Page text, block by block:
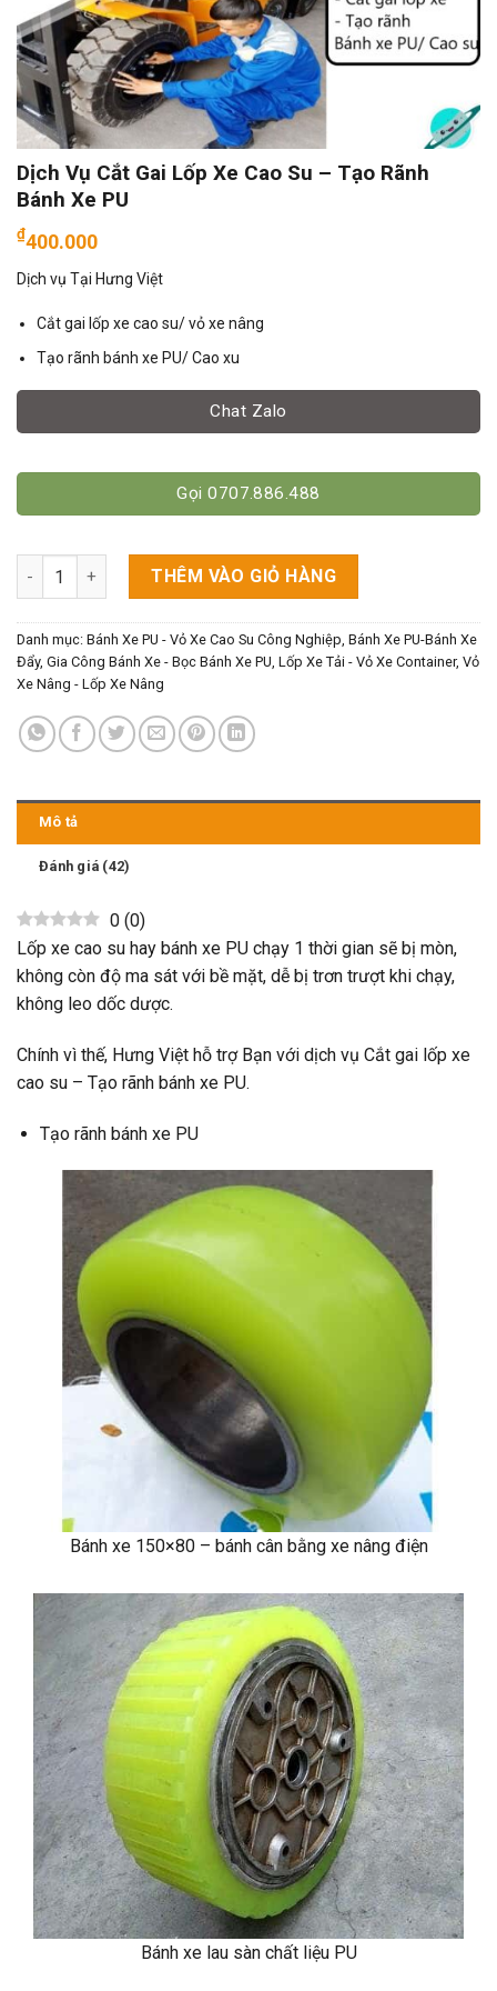
Dịch Vụ Cắt Gai Lốp Xe Cao Su – Tạo Rãnh
Bánh Xe PU
₫400.000
Dịch vụ Tại Hưng Việt
Cắt gai lốp xe cao su/ vỏ xe nâng
Tạo rãnh bánh xe PU/ Cao xu
Chat Zalo
Gọi 0707.886.488
Dịch Vụ Cắt Gai Lốp Xe Cao Su - Tạo Rãnh Bánh Xe PU số
THÊM VÀO GIỎ HÀNG
Danh mục: Bánh Xe PU - Vỏ Xe Cao Su Công Nghiệp, Bánh Xe PU-Bánh Xe
Đẩy, Gia Công Bánh Xe - Bọc Bánh Xe PU, Lốp Xe Tải - Vỏ Xe Container, Vỏ
Xe Nâng - Lốp Xe Nâng
Mô tả
Đánh giá (42)
0 (0)
Lốp xe cao su hay bánh xe PU chạy 1 thời gian sẽ bị mòn,
không còn độ ma sát với bề mặt, dễ bị trơn trượt khi chạy,
không leo dốc dược.
Chính vì thế, Hưng Việt hỗ trợ Bạn với dịch vụ Cắt gai lốp xe
cao su – Tạo rãnh bánh xe PU.
Tạo rãnh bánh xe PU
Bánh xe 150×80 – bánh cân bằng xe nâng điện
Bánh xe lau sàn chất liệu PU